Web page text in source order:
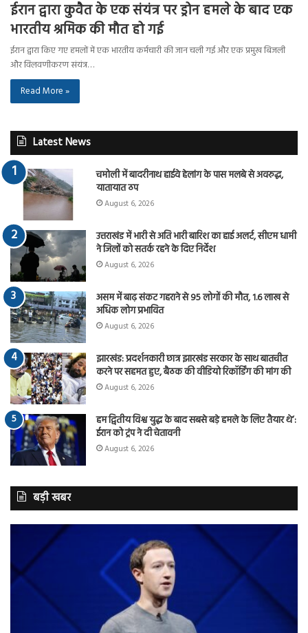
ईरान द्वारा कुवैत के एक संयंत्र पर ड्रोन हमले के बाद एक
भारतीय श्रमिक की मौत हो गई
ईरान द्वारा किए गए हमलों में एक भारतीय कर्मचारी की जान चली गई और एक प्रमुख बिजली
और विलवणीकरण संयंत्र…
Read More »
Latest News
चमोली में बादरीनाथ हाईवे हेलांग के पास मलबे से अवरुद्ध,
यातायात ठप
August 6, 2026
उत्तराखंड में भारी से अति भारी बारिश का हाई अलर्ट, सीएम धामी
ने जिलों को सतर्क रहने के दिए निर्देश
August 6, 2026
असम में बाढ़ संकट गहराने से 95 लोगों की मौत, 1.6 लाख से
अधिक लोग प्रभावित
August 6, 2026
झारखंड: प्रदर्शनकारी छात्र झारखंड सरकार के साथ बातचीत
करने पर सहमत हुए, बैठक की वीडियो रिकॉर्डिंग की मांग की
August 6, 2026
हम द्वितीय विश्व युद्ध के बाद सबसे बड़े हमले के लिए तैयार थे’:
ईरान को ट्रंप ने दी चेतावनी
August 6, 2026
बड़ी खबर